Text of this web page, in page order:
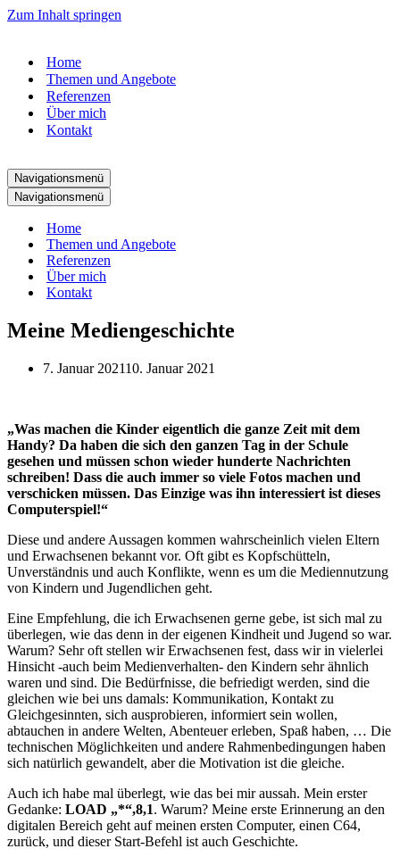
Zum Inhalt springen
Home
Themen und Angebote
Referenzen
Über mich
Kontakt
Navigationsmenü
Navigationsmenü
Home
Themen und Angebote
Referenzen
Über mich
Kontakt
Meine Mediengeschichte
7. Januar 202110. Januar 2021
„Was machen die Kinder eigentlich die ganze Zeit mit dem
Handy? Da haben die sich den ganzen Tag in der Schule
gesehen und müssen schon wieder hunderte Nachrichten
schreiben! Dass die auch immer so viele Fotos machen und
verschicken müssen. Das Einzige was ihn interessiert ist dieses
Computerspiel!“
Diese und andere Aussagen kommen wahrscheinlich vielen Eltern
und Erwachsenen bekannt vor. Oft gibt es Kopfschütteln,
Unverständnis und auch Konflikte, wenn es um die Mediennutzung
von Kindern und Jugendlichen geht.
Eine Empfehlung, die ich Erwachsenen gerne gebe, ist sich mal zu
überlegen, wie das denn in der eigenen Kindheit und Jugend so war.
Warum? Sehr oft stellen wir Erwachsenen fest, dass wir in vielerlei
Hinsicht -auch beim Medienverhalten- den Kindern sehr ähnlich
waren und sind. Die Bedürfnisse, die befriedigt werden, sind die
gleichen wie bei uns damals: Kommunikation, Kontakt zu
Gleichgesinnten, sich ausprobieren, informiert sein wollen,
abtauchen in andere Welten, Abenteuer erleben, Spaß haben, … Die
technischen Möglichkeiten und andere Rahmenbedingungen haben
sich natürlich gewandelt, aber die Motivation ist die gleiche.
Auch ich habe mal überlegt, wie das bei mir aussah. Mein erster
Gedanke: LOAD „*“,8,1. Warum? Meine erste Erinnerung an den
digitalen Bereich geht auf meinen ersten Computer, einen C64,
zurück, und dieser Start-Befehl ist auch Geschichte.